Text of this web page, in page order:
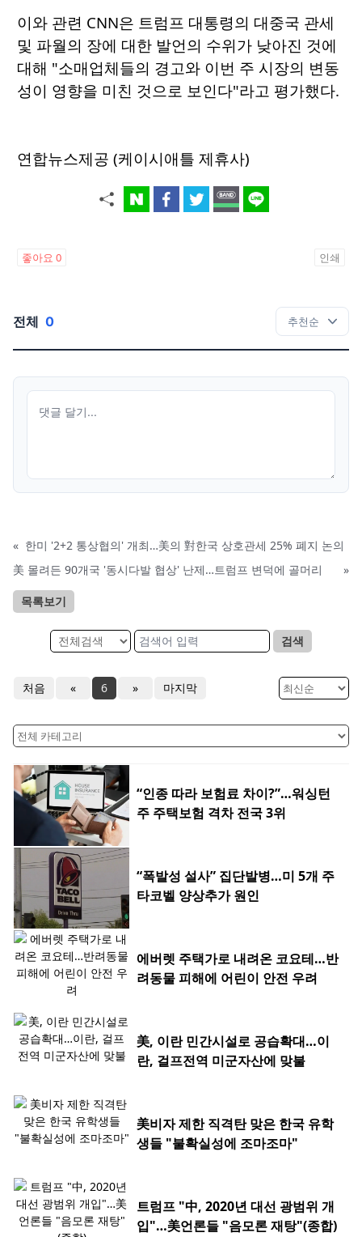
이와 관련 CNN은 트럼프 대통령의 대중국 관세
및 파월의 장에 대한 발언의 수위가 낮아진 것에
대해 "소매업체들의 경고와 이번 주 시장의 변동
성이 영향을 미친 것으로 보인다"라고 평가했다.
연합뉴스제공 (케이시애틀 제휴사)
좋아요 0 인쇄
전체 0
« 한미 '2+2 통상협의' 개최…美의 對한국 상호관세 25% 폐지 논의
美 몰려든 90개국 '동시다발 협상' 난제…트럼프 변덕에 골머리
»
목록보기
검색
처음 « 6 » 마지막
“인종 따라 보험료 차이?”…워싱턴
주 주택보험 격차 전국 3위
“폭발성 설사” 집단발병…미 5개 주
타코벨 양상추가 원인
에버렛 주택가로 내려온 코요테…반
려동물 피해에 어린이 안전 우려
美, 이란 민간시설로 공습확대…이
란, 걸프전역 미군자산에 맞불
美비자 제한 직격탄 맞은 한국 유학
생들 "불확실성에 조마조마"
트럼프 "中, 2020년 대선 광범위 개
입"…美언론들 "음모론 재탕"(종합)